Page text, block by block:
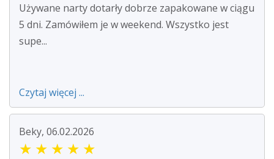
Używane narty dotarły dobrze zapakowane w ciągu
5 dni. Zamówiłem je w weekend. Wszystko jest
supe...
Czytaj więcej ...
Beky, 06.02.2026
★ ★ ★ ★ ★